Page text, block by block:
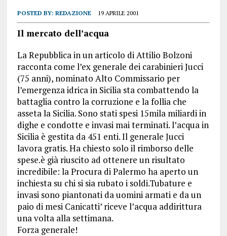
POSTED BY: REDAZIONE 19 APRILE 2001
Il mercato dell’acqua
La Repubblica in un articolo di Attilio Bolzoni
racconta come l’ex generale dei carabinieri Jucci
(75 anni), nominato Alto Commissario per
l’emergenza idrica in Sicilia sta combattendo la
battaglia contro la corruzione e la follia che
asseta la Sicilia. Sono stati spesi 15mila miliardi in
dighe e condotte e invasi mai terminati. l’acqua in
Sicilia è gestita da 451 enti. Il generale Jucci
lavora gratis. Ha chiesto solo il rimborso delle
spese.è già riuscito ad ottenere un risultato
incredibile: la Procura di Palermo ha aperto un
inchiesta su chi si sia rubato i soldi.Tubature e
invasi sono piantonati da uomini armati e da un
paio di mesi Canicatti’ riceve l’acqua addirittura
una volta alla settimana.
Forza generale!